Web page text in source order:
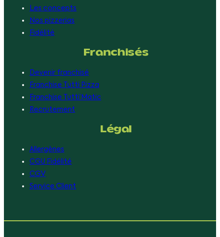
Les concepts
Nos pizzerias
Fidélité
Franchisés
Devenir franchisé
Franchise Tutti Pizza
Franchise Tutti’Matic
Recrutement
Légal
Allergènes
CGU Fidélité
CGV
Service Client